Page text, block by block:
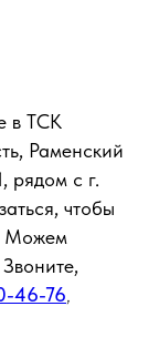
в ТСК
Раменский
рядом с г.
чтобы
Можем
46-76,